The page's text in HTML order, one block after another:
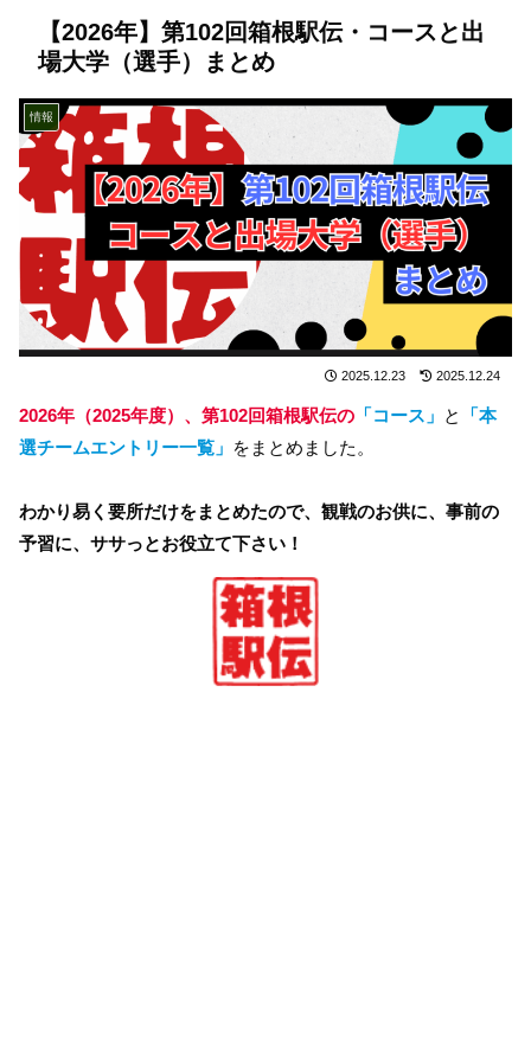
【2026年】第102回箱根駅伝・コースと出
場大学（選手）まとめ
情報
2025.12.23 2025.12.24
2026年（2025年度）、第102回箱根駅伝の 「コース」 と
「本
選チームエントリー一覧」 をまとめました。
わかり易く要所だけをまとめたので、観戦のお供に、事前の
予習に、ササっとお役立て下さい！